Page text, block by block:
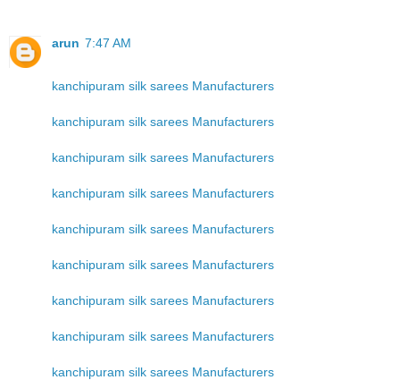
arun 7:47 AM
kanchipuram silk sarees Manufacturers
kanchipuram silk sarees Manufacturers
kanchipuram silk sarees Manufacturers
kanchipuram silk sarees Manufacturers
kanchipuram silk sarees Manufacturers
kanchipuram silk sarees Manufacturers
kanchipuram silk sarees Manufacturers
kanchipuram silk sarees Manufacturers
kanchipuram silk sarees Manufacturers